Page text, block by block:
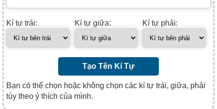
Kí tự trái: Kí tự giữa: Kí tự phải:
Tạo Tên Kí Tự
Bạn có thể chọn hoặc không chọn các kí tự trái, giữa, phải
tùy theo ý thích của mình.